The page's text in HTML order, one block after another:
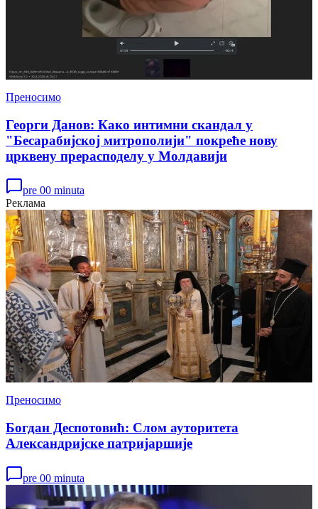
Преносимо
Георги Данов: Како интимни скандал у
"Бесарабијској митрополији" покреће нову
црквену прерасподелу у Молдавији
pre 00 minuta
Реклама
Преносимо
Богдан Деспотовић: Слом ауторитета
Александријске патријаршије
pre 00 minuta